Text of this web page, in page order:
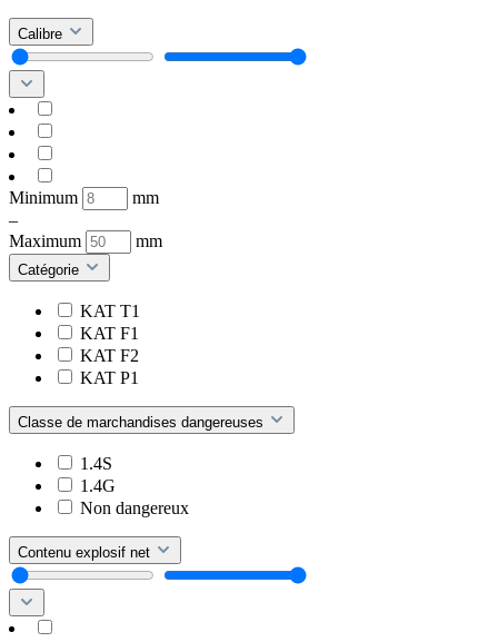
Calibre
Minimum
mm
–
Maximum
mm
Catégorie
KAT T1
KAT F1
KAT F2
KAT P1
Classe de marchandises dangereuses
1.4S
1.4G
Non dangereux
Contenu explosif net